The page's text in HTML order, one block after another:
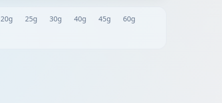
20g 25g 30g 40g 45g
60g